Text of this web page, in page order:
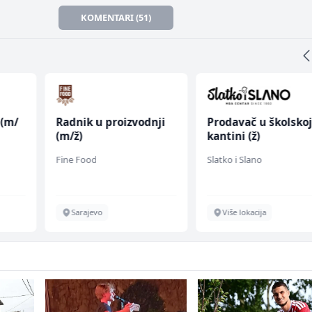
KOMENTARI (51)
Radnik u proizvodnji
(m/ž)
Fine Food
Sarajevo
Prodavač u školskoj
kantini (ž)
Slatko i Slano
Više lokacija